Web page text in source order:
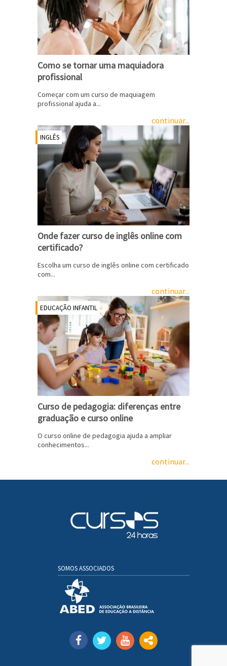
Como se tornar uma maquiadora
profissional
Começar com um curso de maquiagem
profissional ajuda a...
continuar...
INGLÊS
Onde fazer curso de inglês online com
certificado?
Escolha um curso de inglês online com certificado
com...
continuar...
EDUCAÇÃO INFANTIL
Curso de pedagogia: diferenças entre
graduação e curso online
O curso online de pedagogia ajuda a ampliar
conhecimentos...
continuar...
SOMOS ASSOCIADOS